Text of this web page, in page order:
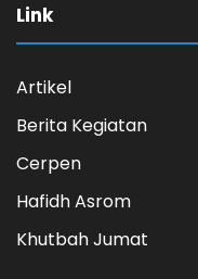
Link
Artikel
Berita Kegiatan
Cerpen
Hafidh Asrom
Khutbah Jumat